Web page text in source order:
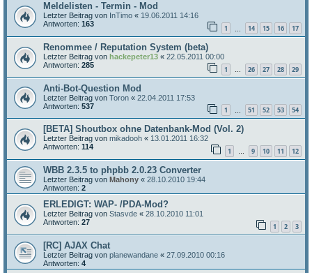
Meldelisten - Termin - Mod
Letzter Beitrag von InTimo « 19.06.2011 14:16
Antworten: 163 1 14 15 16 17
Renommee / Reputation System (beta)
Letzter Beitrag von hackepeter13 « 22.05.2011 00:00
Antworten: 285 1 … 26 27 28 29
Anti-Bot-Question Mod
Letzter Beitrag von Toron « 22.04.2011 17:53
Antworten: 537 1 51 52 53 54
[BETA] Shoutbox ohne Datenbank-Mod (Vol. 2)
Letzter Beitrag von mikadooh « 13.01.2011 16:32
Antworten: 114 1 … 9 10 11 12
WBB 2.3.5 to phpbb 2.0.23 Converter
Letzter Beitrag von Mahony « 28.10.2010 19:44
Antworten: 2
ERLEDIGT: WAP- /PDA-Mod?
Letzter Beitrag von Stasvde « 28.10.2010 11:01
Antworten: 27 1 2 3
[RC] AJAX Chat
Letzter Beitrag von planewandane « 27.09.2010 00:16
Antworten: 4